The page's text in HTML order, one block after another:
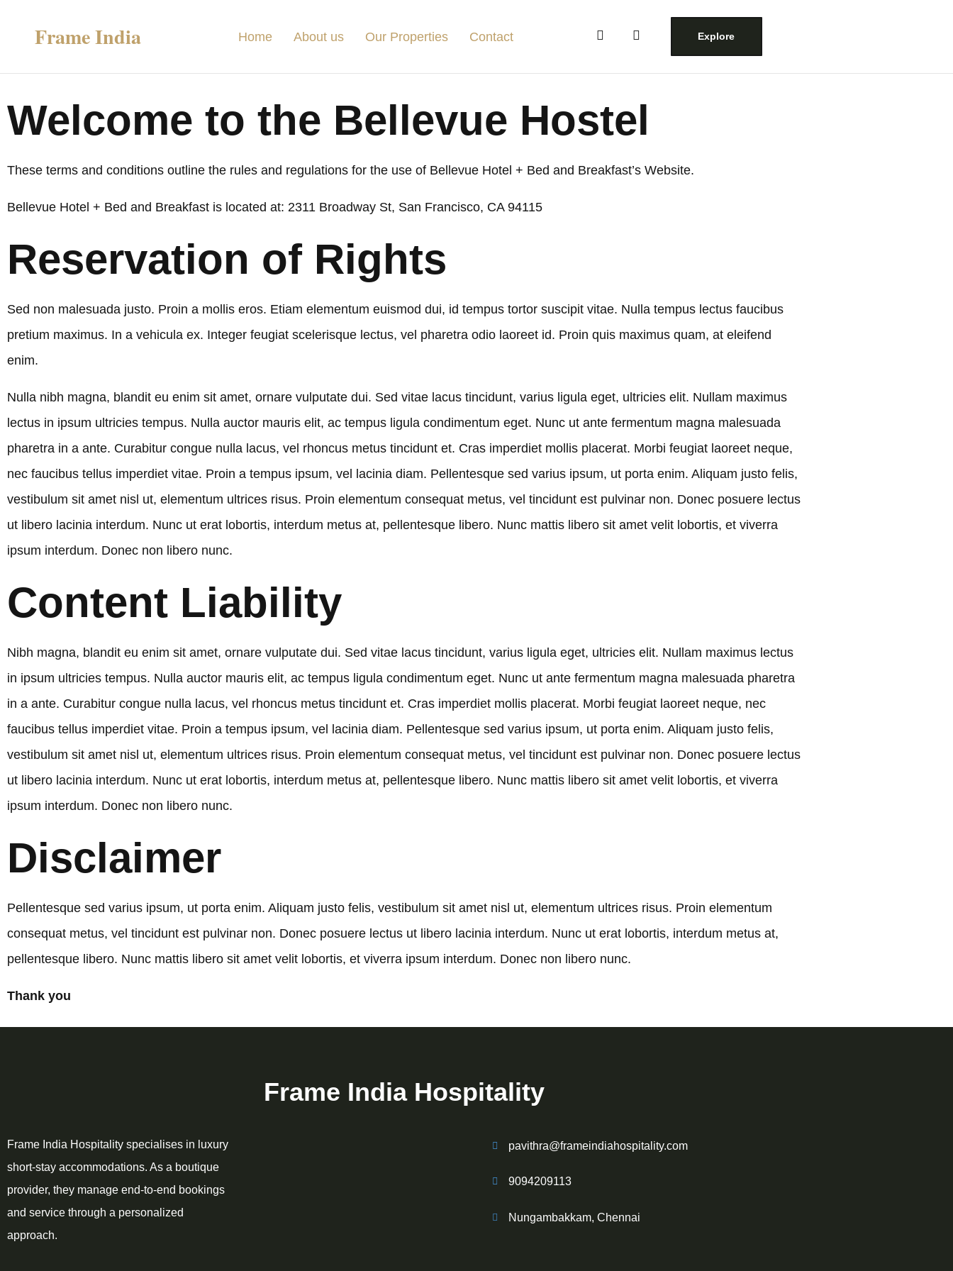
Frame India Home About us Our Properties Contact Explore
Welcome to the Bellevue Hostel
These terms and conditions outline the rules and regulations for the use of Bellevue Hotel + Bed and Breakfast’s Website.
Bellevue Hotel + Bed and Breakfast is located at: 2311 Broadway St, San Francisco, CA 94115
Reservation of Rights
Sed non malesuada justo. Proin a mollis eros. Etiam elementum euismod dui, id tempus tortor suscipit vitae. Nulla tempus lectus faucibus
pretium maximus. In a vehicula ex. Integer feugiat scelerisque lectus, vel pharetra odio laoreet id. Proin quis maximus quam, at eleifend
enim.
Nulla nibh magna, blandit eu enim sit amet, ornare vulputate dui. Sed vitae lacus tincidunt, varius ligula eget, ultricies elit. Nullam maximus
lectus in ipsum ultricies tempus. Nulla auctor mauris elit, ac tempus ligula condimentum eget. Nunc ut ante fermentum magna malesuada
pharetra in a ante. Curabitur congue nulla lacus, vel rhoncus metus tincidunt et. Cras imperdiet mollis placerat. Morbi feugiat laoreet neque,
nec faucibus tellus imperdiet vitae. Proin a tempus ipsum, vel lacinia diam. Pellentesque sed varius ipsum, ut porta enim. Aliquam justo felis,
vestibulum sit amet nisl ut, elementum ultrices risus. Proin elementum consequat metus, vel tincidunt est pulvinar non. Donec posuere lectus
ut libero lacinia interdum. Nunc ut erat lobortis, interdum metus at, pellentesque libero. Nunc mattis libero sit amet velit lobortis, et viverra
ipsum interdum. Donec non libero nunc.
Content Liability
Nibh magna, blandit eu enim sit amet, ornare vulputate dui. Sed vitae lacus tincidunt, varius ligula eget, ultricies elit. Nullam maximus lectus
in ipsum ultricies tempus. Nulla auctor mauris elit, ac tempus ligula condimentum eget. Nunc ut ante fermentum magna malesuada pharetra
in a ante. Curabitur congue nulla lacus, vel rhoncus metus tincidunt et. Cras imperdiet mollis placerat. Morbi feugiat laoreet neque, nec
faucibus tellus imperdiet vitae. Proin a tempus ipsum, vel lacinia diam. Pellentesque sed varius ipsum, ut porta enim. Aliquam justo felis,
vestibulum sit amet nisl ut, elementum ultrices risus. Proin elementum consequat metus, vel tincidunt est pulvinar non. Donec posuere lectus
ut libero lacinia interdum. Nunc ut erat lobortis, interdum metus at, pellentesque libero. Nunc mattis libero sit amet velit lobortis, et viverra
ipsum interdum. Donec non libero nunc.
Disclaimer
Pellentesque sed varius ipsum, ut porta enim. Aliquam justo felis, vestibulum sit amet nisl ut, elementum ultrices risus. Proin elementum
consequat metus, vel tincidunt est pulvinar non. Donec posuere lectus ut libero lacinia interdum. Nunc ut erat lobortis, interdum metus at,
pellentesque libero. Nunc mattis libero sit amet velit lobortis, et viverra ipsum interdum. Donec non libero nunc.
Thank you
Frame India Hospitality
Frame India Hospitality specialises in luxury
short‑stay accommodations. As a boutique
provider, they manage end-to-end bookings
and service through a personalized
approach.
pavithra@frameindiahospitality.com
9094209113
Nungambakkam, Chennai